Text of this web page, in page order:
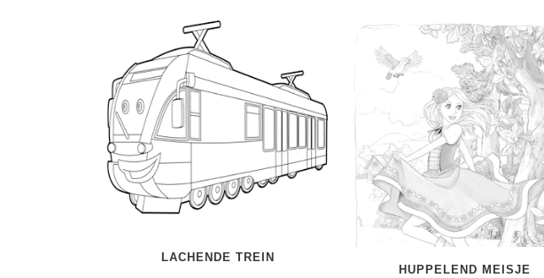
LACHENDE TREIN
HUPPELEND MEISJE